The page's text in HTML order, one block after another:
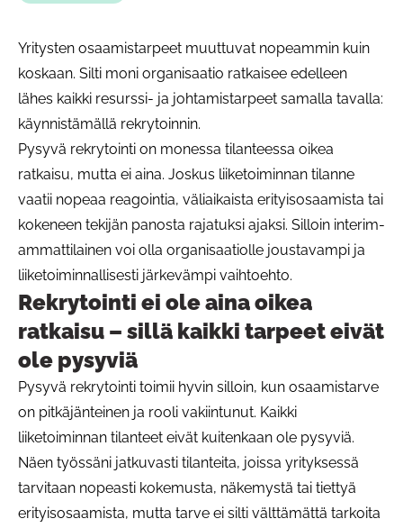
Yritysten osaamistarpeet muuttuvat nopeammin kuin
koskaan. Silti moni organisaatio ratkaisee edelleen
lähes kaikki resurssi- ja johtamistarpeet samalla tavalla:
käynnistämällä rekrytoinnin.
Pysyvä rekrytointi on monessa tilanteessa oikea
ratkaisu, mutta ei aina. Joskus liiketoiminnan tilanne
vaatii nopeaa reagointia, väliaikaista erityisosaamista tai
kokeneen tekijän panosta rajatuksi ajaksi. Silloin interim-
ammattilainen voi olla organisaatiolle joustavampi ja
liiketoiminnallisesti järkevämpi vaihtoehto.
Rekrytointi ei ole aina oikea
ratkaisu – sillä kaikki tarpeet eivät
ole pysyviä
Pysyvä rekrytointi toimii hyvin silloin, kun osaamistarve
on pitkäjänteinen ja rooli vakiintunut. Kaikki
liiketoiminnan tilanteet eivät kuitenkaan ole pysyviä.
Näen työssäni jatkuvasti tilanteita, joissa yrityksessä
tarvitaan nopeasti kokemusta, näkemystä tai tiettyä
erityisosaamista, mutta tarve ei silti välttämättä tarkoita